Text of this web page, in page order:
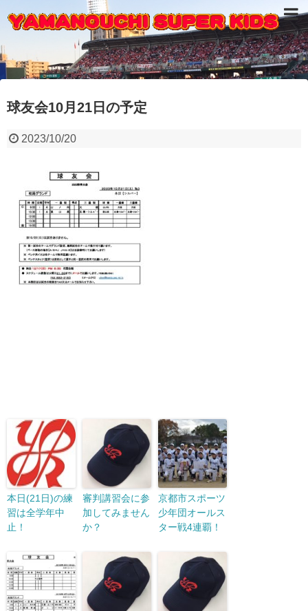
球友会10月21日の予定
2023/10/20
本日(21日)の練
習は全学年中
止！
審判講習会に参
加してみません
か？
京都市スポーツ
少年団オールス
ター戦4連覇！